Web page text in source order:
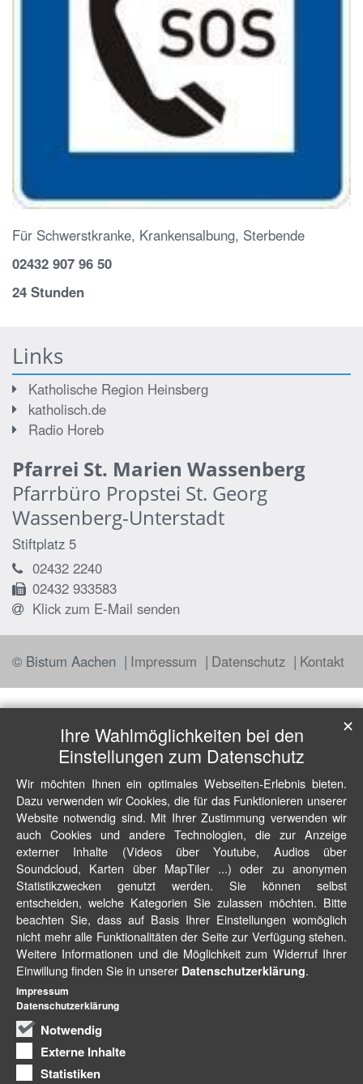
Für Schwerstkranke, Krankensalbung, Sterbende
02432 907 96 50
24 Stunden
Links
Katholische Region Heinsberg
katholisch.de
Radio Horeb
Pfarrei St. Marien Wassenberg
Pfarrbüro Propstei St. Georg
Wassenberg-Unterstadt
Stiftplatz 5
02432 2240
02432 933583
Klick zum E-Mail senden
© Bistum Aachen Impressum Datenschutz Kontakt
Ihre Wahlmöglichkeiten bei den
Einstellungen zum Datenschutz
Wir möchten Ihnen ein optimales Webseiten-Erlebnis bieten.
Dazu verwenden wir Cookies, die für das Funktionieren unserer
Website notwendig sind. Mit Ihrer Zustimmung verwenden wir
auch Cookies und andere Technologien, die zur Anzeige
externer Inhalte (Videos über Youtube, Audios über
Soundcloud, Karten über MapTiler ...) oder zu anonymen
Statistikzwecken genutzt werden. Sie können selbst
entscheiden, welche Kategorien Sie zulassen möchten. Bitte
beachten Sie, dass auf Basis Ihrer Einstellungen womöglich
nicht mehr alle Funktionalitäten der Seite zur Verfügung stehen.
Weitere Informationen und die Möglichkeit zum Widerruf Ihrer
Einwillung finden Sie in unserer Datenschutzerklärung.
Notwendig
Externe Inhalte
Statistiken
✕
Impressum
Datenschutzerklärung